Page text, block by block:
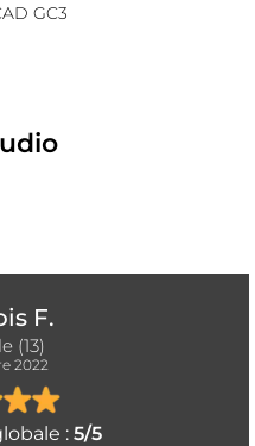
GC3
F.
(13)
2022
: 5/5